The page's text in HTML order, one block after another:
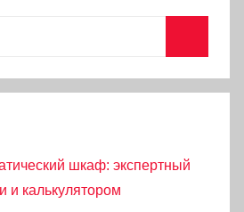
шкаф: экспертный
и калькулятором